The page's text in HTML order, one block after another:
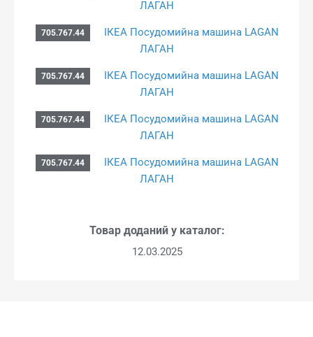
ЛАГАН
705.767.44
ІКЕА Посудомийна машина LAGAN
ЛАГАН
705.767.44
ІКЕА Посудомийна машина LAGAN
ЛАГАН
705.767.44
ІКЕА Посудомийна машина LAGAN
ЛАГАН
705.767.44
ІКЕА Посудомийна машина LAGAN
ЛАГАН
Товар доданий у каталог:
12.03.2025